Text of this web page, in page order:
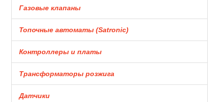
Газовые клапаны
Топочные автоматы (Satronic)
Контроллеры и платы
Трансформаторы розжига
Датчики